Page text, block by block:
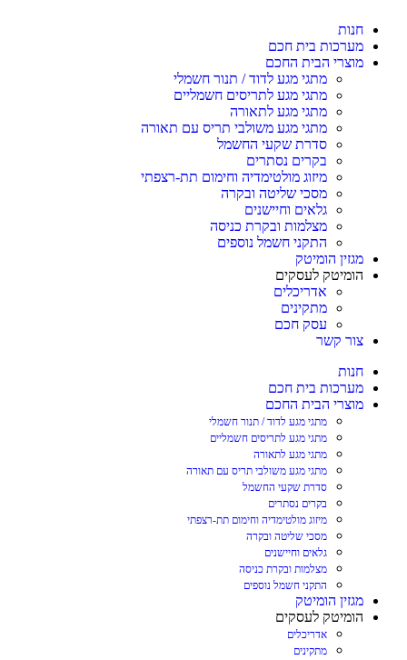
חנות
מערכות בית חכם
מוצרי הבית החכם
מתגי מגע לדוד / תנור חשמלי
מתגי מגע לתריסים חשמליים
מתגי מגע לתאורה
מתגי מגע משולבי תריס עם תאורה
סדרת שקעי החשמל
בקרים נסתרים
מיזוג מולטימדיה וחימום תת-רצפתי
מסכי שליטה ובקרה
גלאים וחיישנים
מצלמות ובקרת כניסה
התקני חשמל נוספים
מגזין הומיטק
הומיטק לעסקים
אדריכלים
מתקינים
עסק חכם
צור קשר
חנות
מערכות בית חכם
מוצרי הבית החכם
מתגי מגע לדוד / תנור חשמלי
מתגי מגע לתריסים חשמליים
מתגי מגע לתאורה
מתגי מגע משולבי תריס עם תאורה
סדרת שקעי החשמל
בקרים נסתרים
מיזוג מולטימדיה וחימום תת-רצפתי
מסכי שליטה ובקרה
גלאים וחיישנים
מצלמות ובקרת כניסה
התקני חשמל נוספים
מגזין הומיטק
הומיטק לעסקים
אדריכלים
מתקינים